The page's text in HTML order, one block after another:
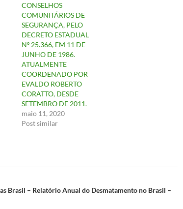
CONSELHOS
COMUNITÁRIOS DE
SEGURANÇA, PELO
DECRETO ESTADUAL
Nº 25.366, EM 11 DE
JUNHO DE 1986.
ATUALMENTE
COORDENADO POR
EVALDO ROBERTO
CORATTO, DESDE
SETEMBRO DE 2011.
maio 11, 2020
Post similar
Brasil – Relatório Anual do Desmatamento no Brasil –